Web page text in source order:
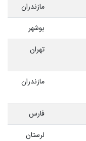
مازندران
بوشهر
تهران
مازندران
فارس
لرستان